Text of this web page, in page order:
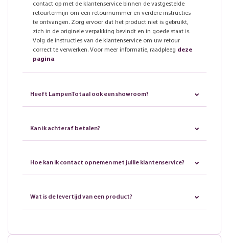
contact op met de klantenservice binnen de vastgestelde
retourtermijn om een retournummer en verdere instructies
te ontvangen. Zorg ervoor dat het product niet is gebruikt,
zich in de originele verpakking bevindt en in goede staat is.
Volg de instructies van de klantenservice om uw retour
correct te verwerken. Voor meer informatie, raadpleeg deze
pagina.
Heeft LampenTotaal ook een showroom?
Kan ik achteraf betalen?
Hoe kan ik contact opnemen met jullie klantenservice?
Wat is de levertijd van een product?